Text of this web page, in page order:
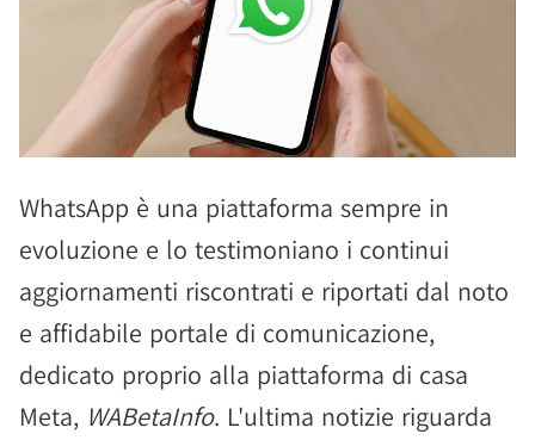
WhatsApp è una piattaforma sempre in
evoluzione e lo testimoniano i continui
aggiornamenti riscontrati e riportati dal noto
e affidabile portale di comunicazione,
dedicato proprio alla piattaforma di casa
Meta, WABetaInfo. L'ultima notizie riguarda